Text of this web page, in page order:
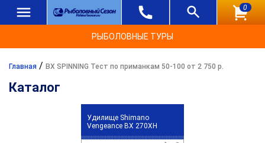
0
РЫБОЛОВНЫЕ ТУРЫ
Главная / BX SPINNING Тест по приманкам 50-100 от 2 750 р.
Каталог
Удилище Shimano
Vengeance BX 270XH